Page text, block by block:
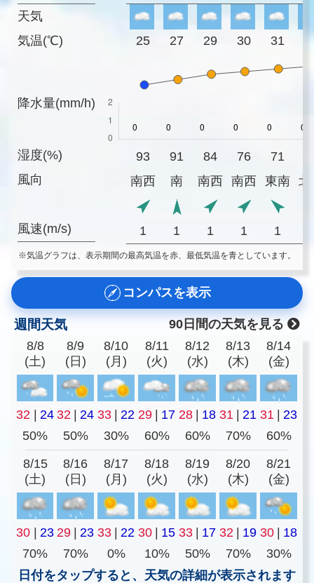
天気
気温(℃)
降水量(mm/h)
湿度(%)
風向
風速(m/s)
25 27 29 30 31
93 91 84 76 71
南西
南 南西 南西 東南 北
1 1 1 1 1
※気温グラフは、表示期間の最高気温を赤、最低気温を青としています。
コンパスを表示
週間天気
90日間の天気を見る
8/8
(土)
8/9
(日)
8/10
(月)
8/11
(火)
8/12
(水)
8/13
(木)
8/14
(金)
32 24 32 24 33 22 29 17 28 18 31 21 31
23
50%
50% 30% 60% 60% 70% 60%
8/15
(土)
8/16
(日)
8/17
(月)
8/18
(火)
8/19
(水)
8/20
(木)
8/21
(金)
30 23 29 23 33 22 30 15 33 17 32 19 30
18
70%
70% 0% 10% 50% 70%
30%
日付をタップすると、天気の詳細が表示されます